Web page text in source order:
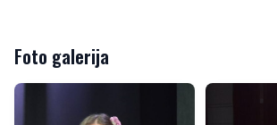
Foto galerija